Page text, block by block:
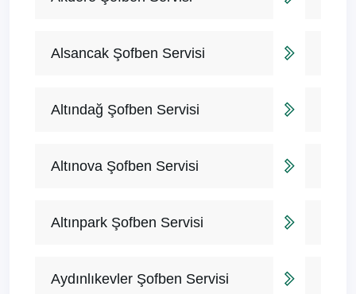
Alsancak Şofben Servisi
Altındağ Şofben Servisi
Altınova Şofben Servisi
Altınpark Şofben Servisi
Aydınlıkevler Şofben Servisi